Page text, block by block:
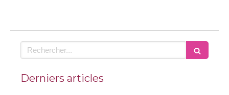
Rechercher
Derniers articles